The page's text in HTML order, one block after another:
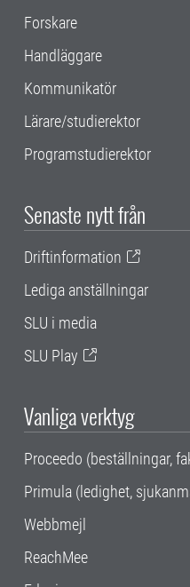
Forskare
Handläggare
Kommunikatör
Lärare/studierektor
Programstudierektor
Senaste nytt från
Driftinformation
Lediga anställningar
SLU i media
SLU Play
Vanliga verktyg
Proceedo (beställningar,
Primula (ledighet,
Webbmejl
ReachMee